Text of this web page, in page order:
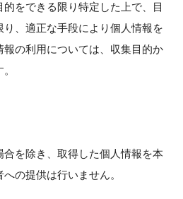
をできる限り特定した上で、目
、適正な手段により個人情報を
の利用については、収集目的か
を除き、取得した個人情報を本
の提供は行いません。